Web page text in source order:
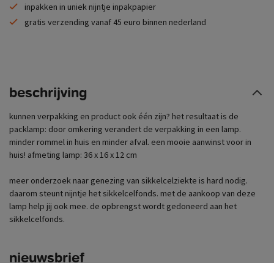
inpakken in uniek nijntje inpakpapier
gratis verzending vanaf 45 euro binnen nederland
beschrijving
kunnen verpakking en product ook één zijn? het resultaat is de
packlamp: door omkering verandert de verpakking in een lamp.
minder rommel in huis en minder afval. een mooie aanwinst voor in
huis! afmeting lamp: 36 x 16 x 12 cm
meer onderzoek naar genezing van sikkelcelziekte is hard nodig.
daarom steunt nijntje het sikkelcelfonds. met de aankoop van deze
lamp help jij ook mee. de opbrengst wordt gedoneerd aan het
sikkelcelfonds.
nieuwsbrief